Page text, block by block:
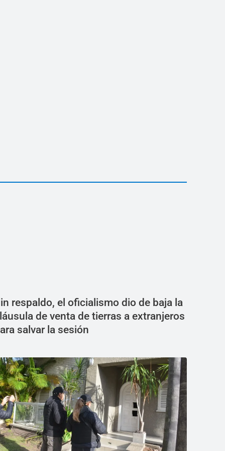
respaldo, el oficialismo dio de baja la
de venta de tierras a extranjeros
salvar la sesión